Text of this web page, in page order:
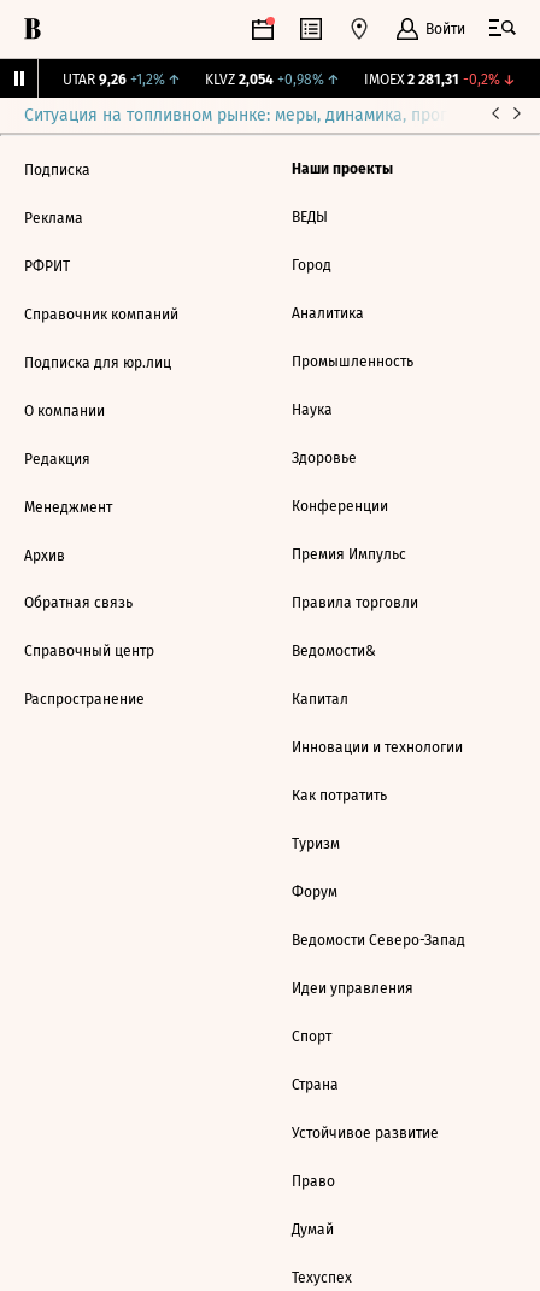
Войти
UTAR 9,26 +1,2%↑ KLVZ 2,054 +0,98%↑ IMOEX 2 281,31 -0,2%↓
Ситуация на топливном рынке: меры, динамика, прогнозы
Подписка
Реклама
РФРИТ
Справочник компаний
Подписка для юр.лиц
О компании
Редакция
Менеджмент
Архив
Обратная связь
Справочный центр
Распространение
Наши проекты
ВЕДЫ
Город
Аналитика
Промышленность
Наука
Здоровье
Конференции
Премия Импульс
Правила торговли
Ведомости&
Капитал
Инновации и технологии
Как потратить
Туризм
Форум
Ведомости Северо-Запад
Идеи управления
Спорт
Страна
Устойчивое развитие
Право
Думай
Техуспех